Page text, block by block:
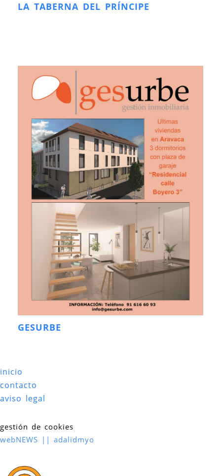
LA TABERNA DEL PRÍNCIPE
GESURBE
inicio
contacto
aviso legal
gestión de cookies
webNEWS || adalidmyo